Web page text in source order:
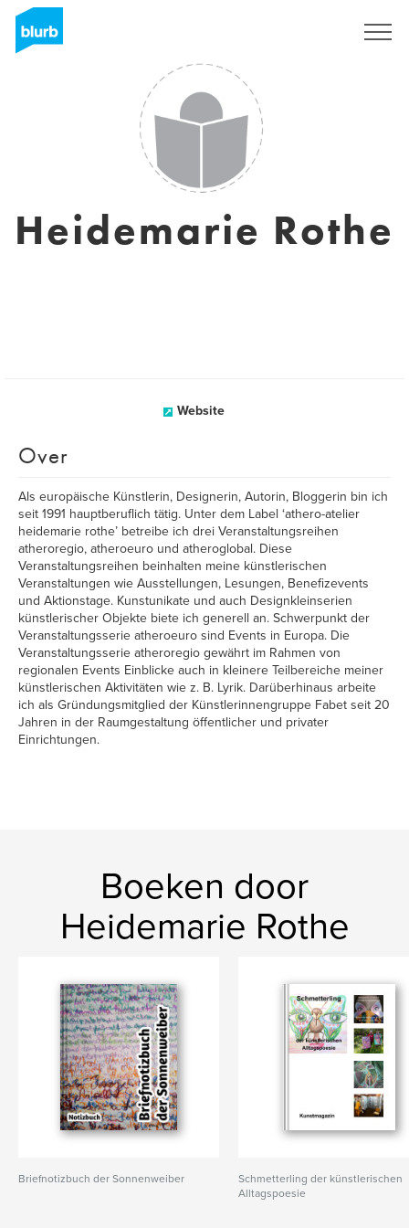
Heidemarie Rothe
Website
Over
Als europäische Künstlerin, Designerin, Autorin, Bloggerin bin ich
seit 1991 hauptberuflich tätig. Unter dem Label ‘athero-atelier
heidemarie rothe’ betreibe ich drei Veranstaltungsreihen
atheroregio, atheroeuro und atheroglobal. Diese
Veranstaltungsreihen beinhalten meine künstlerischen
Veranstaltungen wie Ausstellungen, Lesungen, Benefizevents
und Aktionstage. Kunstunikate und auch Designkleinserien
künstlerischer Objekte biete ich generell an. Schwerpunkt der
Veranstaltungsserie atheroeuro sind Events in Europa. Die
Veranstaltungsserie atheroregio gewährt im Rahmen von
regionalen Events Einblicke auch in kleinere Teilbereiche meiner
künstlerischen Aktivitäten wie z. B. Lyrik. Darüberhinaus arbeite
ich als Gründungsmitglied der Künstlerinnengruppe Fabet seit 20
Jahren in der Raumgestaltung öffentlicher und privater
Einrichtungen.
Boeken door
Heidemarie Rothe
Briefnotizbuch der Sonnenweiber
Schmetterling der künstlerischen
Alltagspoesie